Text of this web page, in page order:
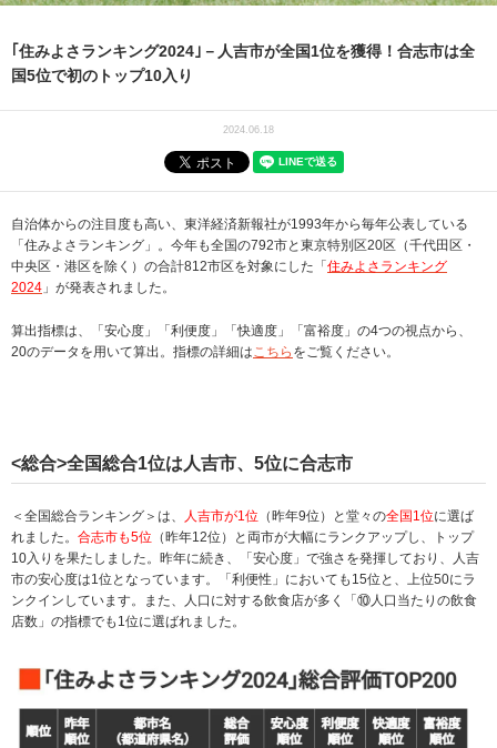
｢住みよさランキング2024｣－人吉市が全国1位を獲得！合志市は全
国5位で初のトップ10入り
2024.06.18
自治体からの注目度も高い、東洋経済新報社が1993年から毎年公表している
「住みよさランキング」。今年も全国の792市と東京特別区20区（千代田区・
中央区・港区を除く）の合計812市区を対象にした「住みよさランキング
2024 」が発表されました。
算出指標は、「安心度」「利便度」「快適度」「富裕度」の4つの視点から、
20のデータを用いて算出。指標の詳細は こちら をご覧ください。
<総合>全国総合1位は人吉市、5位に合志市
＜全国総合ランキング＞は、 人吉市が1位 （昨年9位）と堂々の全国1位に選ば
れました。 合志市も5位 （昨年12位）と両市が大幅にランクアップし、トップ
10入りを果たしました。昨年に続き、「安心度」で強さを発揮しており、人吉
市の安心度は1位となっています。「利便性」においても15位と、上位50にラ
ンクインしています。また、人口に対する飲食店が多く「⑩人口当たりの飲食
店数」の指標でも1位に選ばれました。